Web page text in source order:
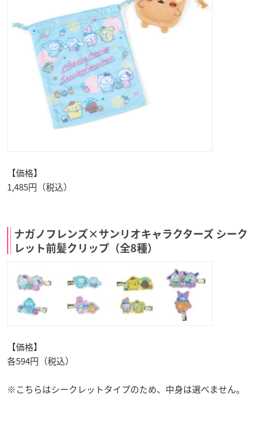
【価格】
1,485円（税込）
ナガノフレンズ×サンリオキャラクターズ シーク
レット前髪クリップ（全8種）
【価格】
各594円（税込）
※こちらはシークレットタイプのため、中身は選べません。